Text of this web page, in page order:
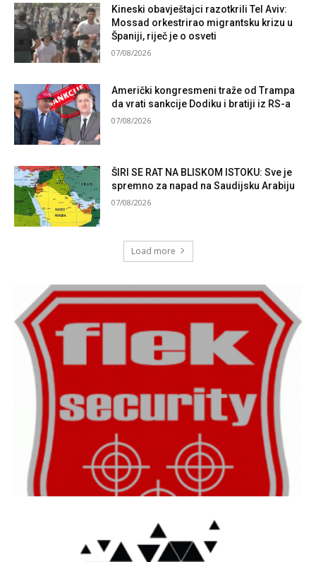
Kineski obavještajci razotkrili Tel Aviv:
Mossad orkestrirao migrantsku krizu u
Španiji, riječ je o osveti
07/08/2026
Američki kongresmeni traže od Trampa
da vrati sankcije Dodiku i bratiji iz RS-a
07/08/2026
ŠIRI SE RAT NA BLISKOM ISTOKU: Sve je
spremno za napad na Saudijsku Arabiju
07/08/2026
Load more